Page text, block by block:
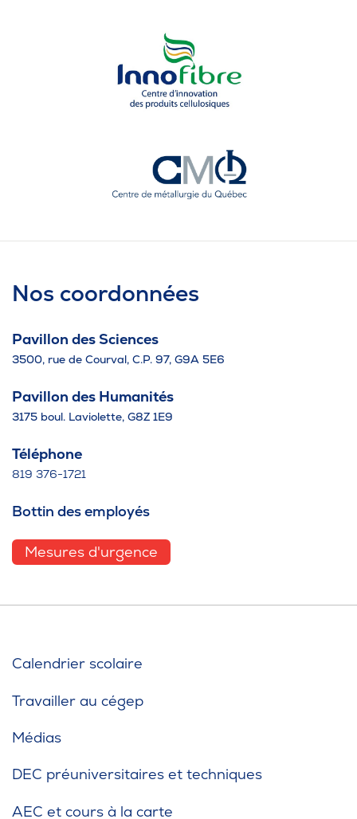
Nos coordonnées
Pavillon des Sciences
3500, rue de Courval, C.P. 97, G9A 5E6
Pavillon des Humanités
3175 boul. Laviolette, G8Z 1E9
Téléphone
819 376-1721
Bottin des employés
Mesures d'urgence
Calendrier scolaire
Travailler au cégep
Médias
DEC préuniversitaires et techniques
AEC et cours à la carte